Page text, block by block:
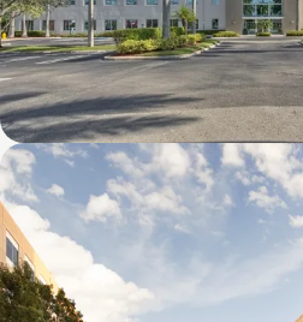
8600 NW 17th Street (FL)